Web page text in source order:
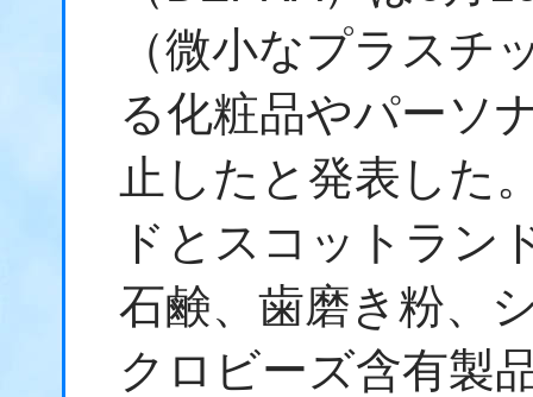
（微小なプラスチ
る化粧品やパーソ
止したと発表した
ドとスコットラン
石鹸、歯磨き粉、
クロビーズ含有製